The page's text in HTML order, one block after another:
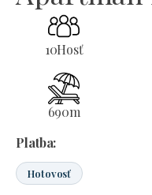
10Hosť
690m
Platba:
Hotovosť